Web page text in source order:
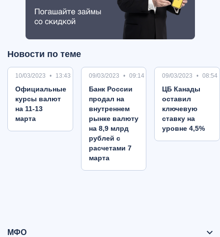
Новости по теме
10/03/2023 13:43
Oфициальные
курсы валют
на 11-13
марта
09/03/2023 09:14
Банк России
продал на
внутреннем
рынке валюту
на 8,9 млрд
рублей с
расчетами 7
марта
09/03/2023 08:54
ЦБ Канады
оставил
ключевую
ставку на
уровне 4,5%
МФО